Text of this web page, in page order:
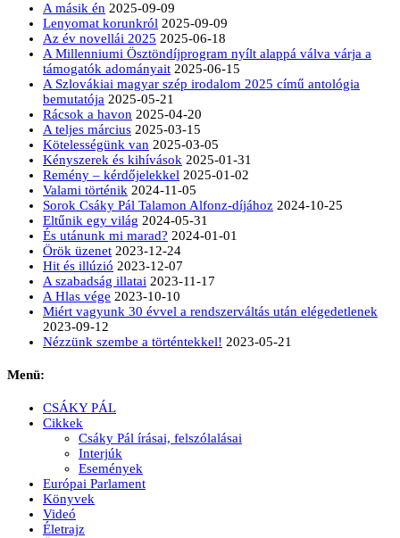
A másik én 2025-09-09
Lenyomat korunkról 2025-09-09
Az év novellái 2025 2025-06-18
A Millenniumi Ösztöndíjprogram nyílt alappá válva várja a
támogatók adományait 2025-06-15
A Szlovákiai magyar szép irodalom 2025 című antológia
bemutatója 2025-05-21
Rácsok a havon 2025-04-20
A teljes március 2025-03-15
Kötelességünk van 2025-03-05
Kényszerek és kihívások 2025-01-31
Remény – kérdőjelekkel 2025-01-02
Valami történik 2024-11-05
Sorok Csáky Pál Talamon Alfonz-díjához 2024-10-25
Eltűnik egy világ 2024-05-31
És utánunk mi marad? 2024-01-01
Örök üzenet 2023-12-24
Hit és illúzió 2023-12-07
A szabadság illatai 2023-11-17
A Hlas vége 2023-10-10
Miért vagyunk 30 évvel a rendszerváltás után elégedetlenek
2023-09-12
Nézzünk szembe a történtekkel! 2023-05-21
Menü:
CSÁKY PÁL
Cikkek
Csáky Pál írásai, felszólalásai
Interjúk
Események
Európai Parlament
Könyvek
Videó
Életrajz